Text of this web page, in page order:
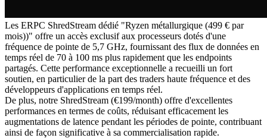
Les ERPC ShredStream dédié "Ryzen métallurgique (499 € par
mois))" offre un accès exclusif aux processeurs dotés d'une
fréquence de pointe de 5,7 GHz, fournissant des flux de données en
temps réel de 70 à 100 ms plus rapidement que les endpoints
partagés. Cette performance exceptionnelle a recueilli un fort
soutien, en particulier de la part des traders haute fréquence et des
développeurs d'applications en temps réel.
De plus, notre ShredStream (€199/month) offre d'excellentes
performances en termes de coûts, réduisant efficacement les
augmentations de latence pendant les périodes de pointe, contribuant
ainsi de façon significative à sa commercialisation rapide.